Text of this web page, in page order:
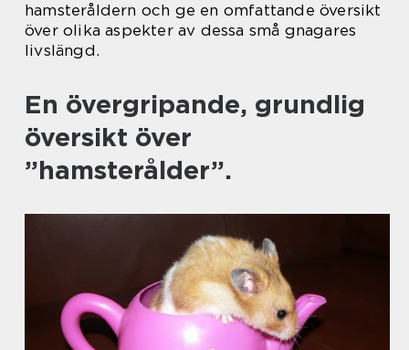
hamsteråldern och ge en omfattande översikt
över olika aspekter av dessa små gnagares
livslängd.
En övergripande, grundlig
översikt över
”hamsterålder”.